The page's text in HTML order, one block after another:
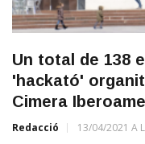
Un total de 138
'hackató'
Cimera
Redacció 13/04/2021 A